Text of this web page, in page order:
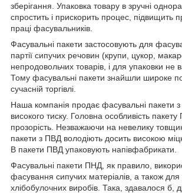
зберігання. Упаковка товару в зручні
спростить і прискорить процес, підвищить
праці фасувальників.
Фасувальні пакети застосовують для
партії сипучих речовин (крупи, цукор,
непродовольчих товарів, і для упаковки не
Тому фасувальні пакети знайшли широке
сучасній торгівлі.
Наша компанія продає фасувальні пакети з
високого тиску. Головна особливість
прозорість. Незважаючи на невелику
пакети з ПВД володіють досить високою
В пакети ПВД упаковують напівфабрикати.
Фасувальні пакети ПНД, як правило,
фасування сипучих матеріалів, а також для
хлібобулочних виробів. Така, здавалося б,